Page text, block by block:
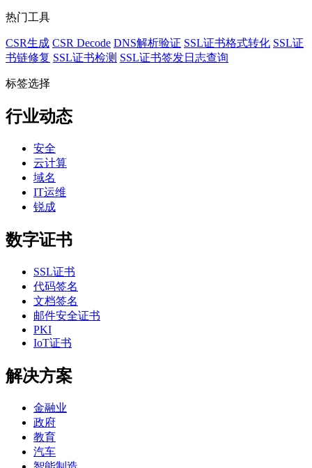
热门工具
CSR生成 CSR Decode DNS解析验证 SSL证书格式转化 SSL证
书链修复 SSL证书检测 SSL证书签发日志查询
标签选择
行业动态
安全
云计算
域名
IT运维
锐成
数字证书
SSL证书
代码签名
文档签名
邮件安全证书
PKI
IoT证书
解决方案
金融业
政府
教育
汽车